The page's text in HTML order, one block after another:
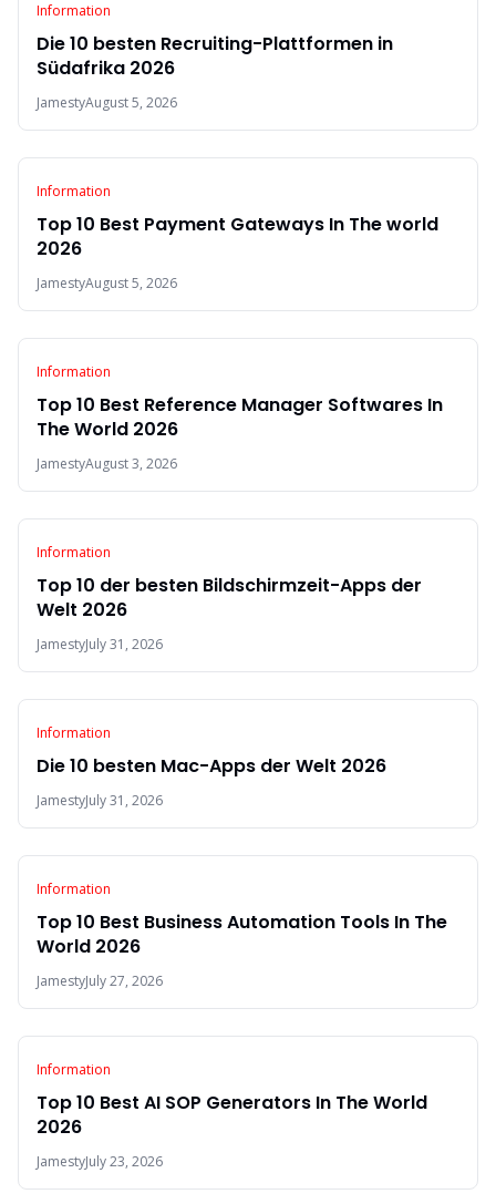
Information
Die 10 besten Recruiting-Plattformen in
Südafrika 2026
JamestyAugust 5, 2026
Information
Top 10 Best Payment Gateways In The world
2026
JamestyAugust 5, 2026
Information
Top 10 Best Reference Manager Softwares In
The World 2026
JamestyAugust 3, 2026
Information
Top 10 der besten Bildschirmzeit-Apps der
Welt 2026
JamestyJuly 31, 2026
Information
Die 10 besten Mac-Apps der Welt 2026
JamestyJuly 31, 2026
Information
Top 10 Best Business Automation Tools In The
World 2026
JamestyJuly 27, 2026
Information
Top 10 Best AI SOP Generators In The World
2026
JamestyJuly 23, 2026